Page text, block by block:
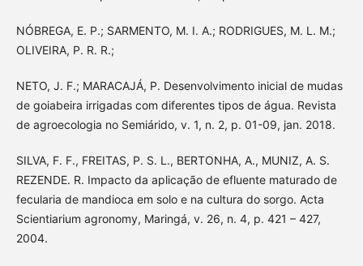
NÓBREGA, E. P.; SARMENTO, M. I. A.; RODRIGUES, M. L. M.;
OLIVEIRA, P. R. R.;
NETO, J. F.; MARACAJÁ, P. Desenvolvimento inicial de mudas
de goiabeira irrigadas com diferentes tipos de água. Revista
de agroecologia no Semiárido, v. 1, n. 2, p. 01-09, jan. 2018.
SILVA, F. F., FREITAS, P. S. L., BERTONHA, A., MUNIZ, A. S.
REZENDE. R. Impacto da aplicação de efluente maturado de
fecularia de mandioca em solo e na cultura do sorgo. Acta
Scientiarium agronomy, Maringá, v. 26, n. 4, p. 421 – 427,
2004.